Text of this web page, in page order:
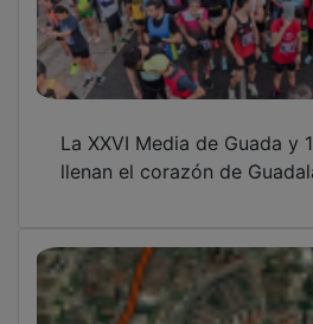
llenan el corazón de